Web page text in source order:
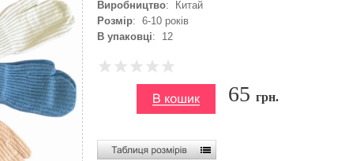
Виробництво: Китай
Розмір: 6-10 років
В упаковці: 12
65 грн.